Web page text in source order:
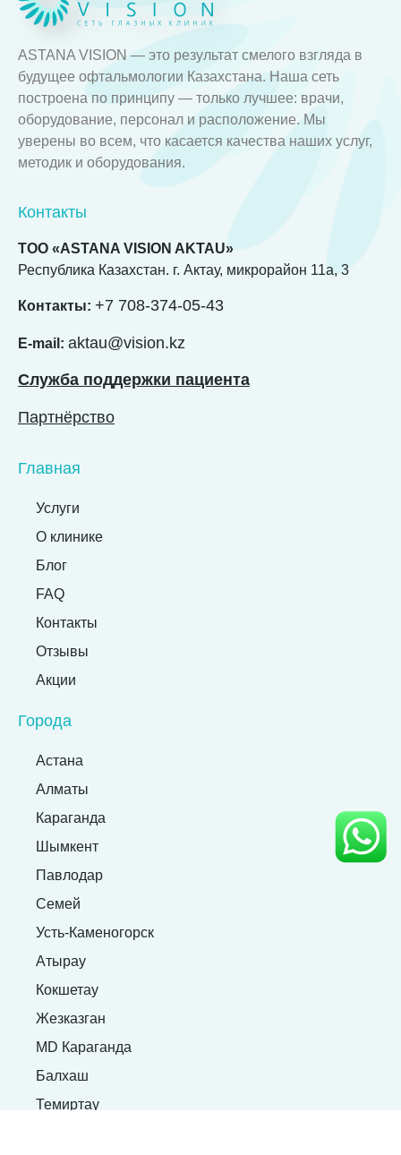
ASTANA VISION — это результат смелого взгляда в
будущее офтальмологии Казахстана. Наша сеть
построена по принципу — только лучшее: врачи,
оборудование, персонал и расположение. Мы
уверены во всем, что касается качества наших услуг,
методик и оборудования.
Контакты
ТОО «ASTANA VISION AKTAU»
Республика Казахстан. г. Актау, микрорайон 11а, 3
Контакты: +7 708-374-05-43
E-mail: aktau@vision.kz
Служба поддержки пациента
Партнёрство
Главная
Услуги
О клинике
Блог
FAQ
Контакты
Отзывы
Акции
Города
Астана
Алматы
Караганда
Шымкент
Павлодар
Семей
Усть-Каменогорск
Атырау
Кокшетау
Жезказган
MD Караганда
Балхаш
Темиртау